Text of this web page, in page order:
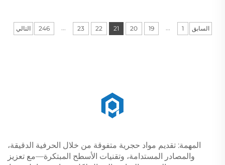
السابق 1
...
19
20
21
22
23
...
246 التالي
المهمة: تقديم مواد حجرية متفوقة من خلال الحرفية الدقيقة،
والمصادر المستدامة، وتقنيات الأسطح المبتكرة—مع تعزيز